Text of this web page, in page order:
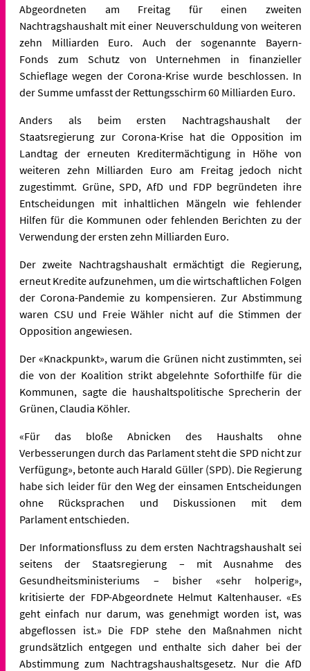
Abgeordneten am Freitag für einen zweiten
Nachtragshaushalt mit einer Neuverschuldung von weiteren
zehn Milliarden Euro. Auch der sogenannte Bayern-
Fonds zum Schutz von Unternehmen in finanzieller
Schieflage wegen der Corona-Krise wurde beschlossen. In
der Summe umfasst der Rettungsschirm 60 Milliarden Euro.
Anders als beim ersten Nachtragshaushalt der
Staatsregierung zur Corona-Krise hat die Opposition im
Landtag der erneuten Kreditermächtigung in Höhe von
weiteren zehn Milliarden Euro am Freitag jedoch nicht
zugestimmt. Grüne, SPD, AfD und FDP begründeten ihre
Entscheidungen mit inhaltlichen Mängeln wie fehlender
Hilfen für die Kommunen oder fehlenden Berichten zu der
Verwendung der ersten zehn Milliarden Euro.
Der zweite Nachtragshaushalt ermächtigt die Regierung,
erneut Krediteaufzunehmen, um die wirtschaftlichen Folgen
der Corona-Pandemie zu kompensieren. Zur Abstimmung
waren CSU und Freie Wähler nicht auf dieStimmen der
Opposition angewiesen.
Der «Knackpunkt», warum die Grünen nicht zustimmten, sei
die von der Koalition strikt abgelehnte Soforthilfe für die
Kommunen, sagte die haushaltspolitische Sprecherin der
Grünen, Claudia Köhler.
«Für das bloße Abnicken des Haushalts ohne
Verbesserungen durch das Parlament steht die SPD nicht zur
Verfügung», betonte auch Harald Güller (SPD). Die Regierung
habe sich leider für den Weg der einsamen Entscheidungen
ohne Rücksprachen und Diskussionen mit dem
Parlamententschieden.
Der Informationsfluss zu dem ersten Nachtragshaushalt sei
seitens derStaatsregierung – mit Ausnahme des
Gesundheitsministeriums – bisher «sehr holperig»,
kritisierte der FDP-Abgeordnete Helmut Kaltenhauser. «Es
geht einfach nur darum, was genehmigt worden ist, was
abgeflossen ist.» Die FDP stehe den Maßnahmen nicht
grundsätzlich entgegen undenthalte sich daher bei der
Abstimmung zum Nachtragshaushaltsgesetz. Nur die AfD